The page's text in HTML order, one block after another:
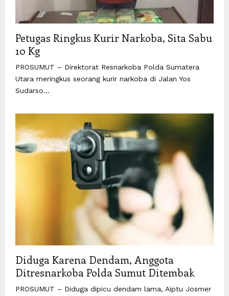
Petugas Ringkus Kurir Narkoba, Sita Sabu
10 Kg
PROSUMUT – Direktorat Resnarkoba Polda Sumatera
Utara meringkus seorang kurir narkoba di Jalan Yos
Sudarso...
Diduga Karena Dendam, Anggota
Ditresnarkoba Polda Sumut Ditembak
PROSUMUT – Diduga dipicu dendam lama, Aiptu Josmer